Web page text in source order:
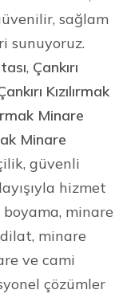
sağlam
sunuyoruz.
, Çankırı
Kızılırmak
Minare
Minare
güvenli
hizmet
boyama, minare
minare
ve cami
çözümler